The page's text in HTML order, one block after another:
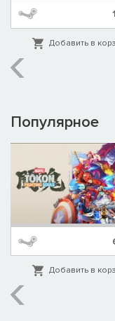
Добавить в
Популярное
Добавить в